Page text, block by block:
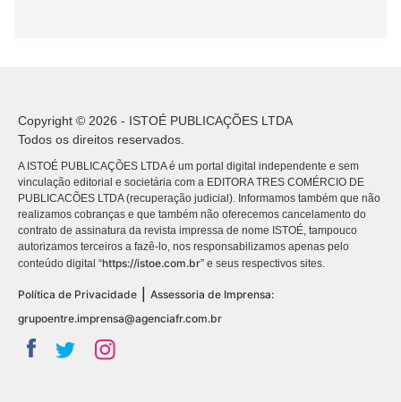
Copyright © 2026 - ISTOÉ PUBLICAÇÕES LTDA
Todos os direitos reservados.
A ISTOÉ PUBLICAÇÕES LTDA é um portal digital independente e sem
vinculação editorial e societária com a EDITORA TRES COMÉRCIO DE
PUBLICACÕES LTDA (recuperação judicial). Informamos também que não
realizamos cobranças e que também não oferecemos cancelamento do
contrato de assinatura da revista impressa de nome ISTOÉ, tampouco
autorizamos terceiros a fazê-lo, nos responsabilizamos apenas pelo
conteúdo digital “https://istoe.com.br” e seus respectivos sites.
Política de Privacidade
Assessoria de Imprensa:
grupoentre.imprensa@agenciafr.com.br